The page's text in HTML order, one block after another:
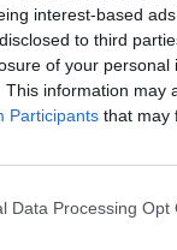
interest-based
to third
of your personal
This information may
Participants that may
Data Processing Opt